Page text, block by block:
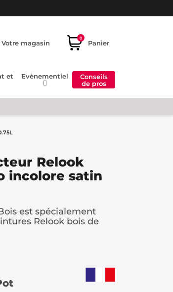
Votre magasin
0
Panier
et
Evènementiel
Conseils
de pros
Relook
incolore satin
est spécialement
Relook bois de